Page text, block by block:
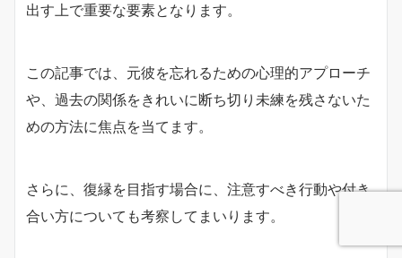
出す上で重要な要素となります。
この記事では、元彼を忘れるための心理的アプローチ
や、過去の関係をきれいに断ち切り未練を残さないた
めの方法に焦点を当てます。
さらに、復縁を目指す場合に、注意すべき行動や付き
合い方についても考察してまいります。